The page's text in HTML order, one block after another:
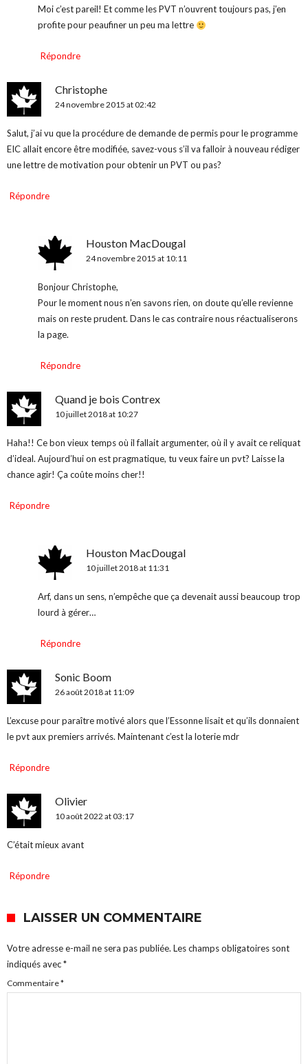
Moi c’est pareil! Et comme les PVT n’ouvrent toujours pas, j’en
profite pour peaufiner un peu ma lettre
Répondre
Christophe
24 novembre 2015 at 02:42
Salut, j’ai vu que la procédure de demande de permis pour le programme
EIC allait encore être modifiée, savez-vous s’il va falloir à nouveau rédiger
une lettre de motivation pour obtenir un PVT ou pas?
Répondre
Houston MacDougal
24 novembre 2015 at 10:11
Bonjour Christophe,
Pour le moment nous n’en savons rien, on doute qu’elle revienne
mais on reste prudent. Dans le cas contraire nous réactualiserons
la page.
Répondre
Quand je bois Contrex
10 juillet 2018 at 10:27
Haha!! Ce bon vieux temps où il fallait argumenter, où il y avait ce reliquat
d’ideal. Aujourd’hui on est pragmatique, tu veux faire un pvt? Laisse la
chance agir! Ça coûte moins cher!!
Répondre
Houston MacDougal
10 juillet 2018 at 11:31
Arf, dans un sens, n’empêche que ça devenait aussi beaucoup trop
lourd à gérer…
Répondre
Sonic Boom
26 août 2018 at 11:09
L’excuse pour paraître motivé alors que l’Essonne lisait et qu’ils donnaient
le pvt aux premiers arrivés. Maintenant c’est la loterie mdr
Répondre
Olivier
10 août 2022 at 03:17
C’était mieux avant
Répondre
LAISSER UN COMMENTAIRE
Votre adresse e-mail ne sera pas publiée. Les champs obligatoires sont
indiqués avec*
Commentaire*